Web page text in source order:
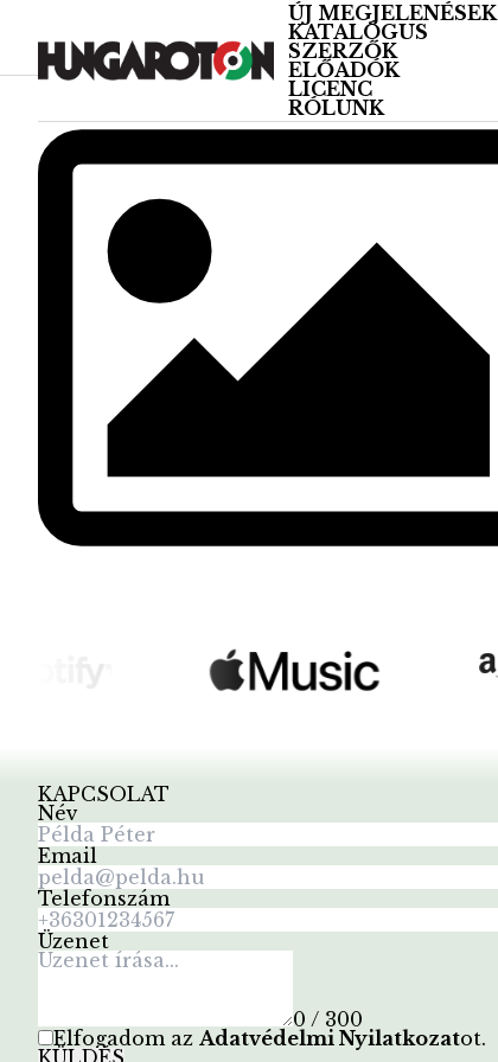
ÚJ MEGJELENÉSEK
KATALÓGUS
SZERZŐK
ELŐADÓK
LICENC
RÓLUNK
KAPCSOLAT
Név
Email
Telefonszám
Üzenet
0 / 300
Elfogadom az Adatvédelmi Nyilatkozatot.